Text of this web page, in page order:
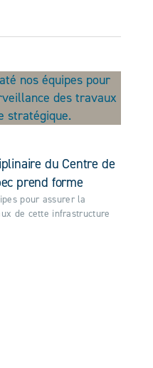
du Centre de
prend forme
pour assurer la
de cette infrastructure